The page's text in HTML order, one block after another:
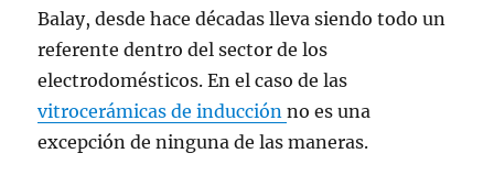
Balay, desde hace décadas lleva siendo todo un
referente dentro del sector de los
electrodomésticos. En el caso de las
vitrocerámicas de inducciónno es una
excepción de ninguna de las maneras.